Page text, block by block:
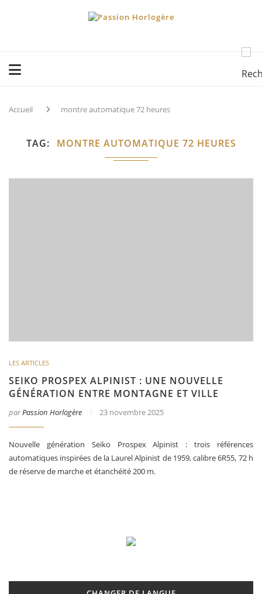
Accueil montre automatique 72 heures
TAG MONTRE AUTOMATIQUE 72 HEURES
LES ARTICLES
SEIKO PROSPEX ALPINIST : UNE NOUVELLE
GÉNÉRATION ENTRE MONTAGNE ET VILLE
parPassion Horlogère 23 novembre 2025
Nouvelle génération Seiko Prospex Alpinist : trois références
automatiques inspirées de la Laurel Alpinist de 1959, calibre 6R55, 72 h
de réserve de marche et étanchéité 200 m.